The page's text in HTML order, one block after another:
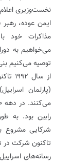
نخست‌وزیری
ایمن عوده،
مذاکرات خود
می‌خواهیم به
توصیه می‌کنیم
از
(پارلمان
رابین بود. به
شرکایی مشروع
تاکنون شرکت در
رسانه‌های